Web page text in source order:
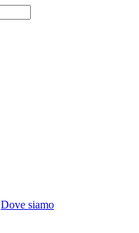
Dove siamo